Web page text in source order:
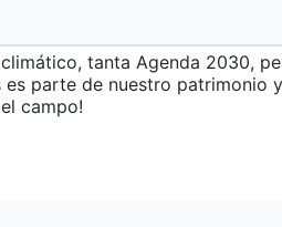
tanta Agenda 2030,
es parte de nuestro patrimonio
campo!